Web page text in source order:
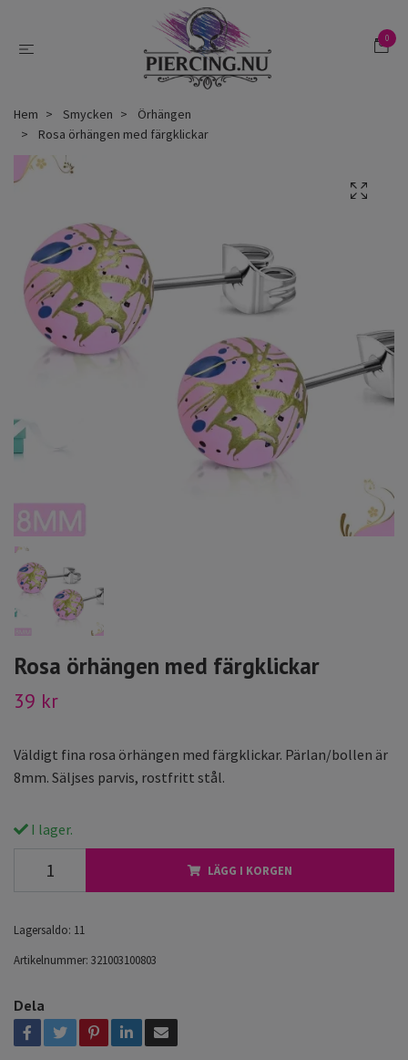
0
Hem Smycken
Örhängen
Rosa örhängen med färgklickar
Rosa örhängen med färgklickar
39 kr
Väldigt fina rosa örhängen med färgklickar. Pärlan/bollen är
8mm. Säljses parvis, rostfritt stål.
I lager.
LÄGG I KORGEN
Lagersaldo: 11
Artikelnummer: 321003100803
Dela